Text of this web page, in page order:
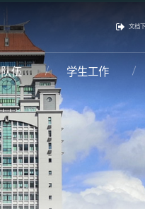
文档
伍 学生工作